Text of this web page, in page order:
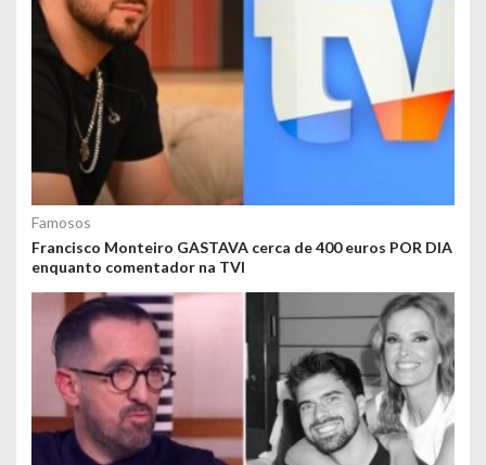
Famosos
Francisco Monteiro GASTAVA cerca de 400 euros POR DIA
enquanto comentador na TVI